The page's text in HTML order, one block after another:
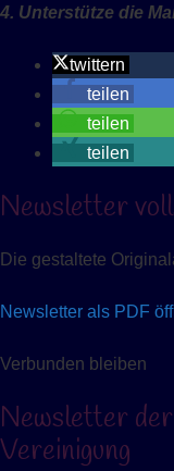
4. Unterstütze die
twittern
teilen
teilen
teilen
Newsletter
Die gestaltete
Newsletter als PDF
Verbunden bleiben
Newsletter
Vereinigung